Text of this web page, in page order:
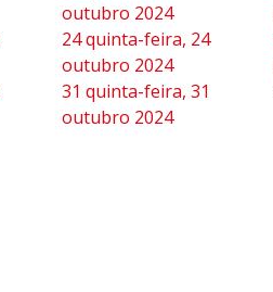
outubro 2024
24quinta-feira, 24
outubro 2024
31 quinta-feira, 31
outubro 2024